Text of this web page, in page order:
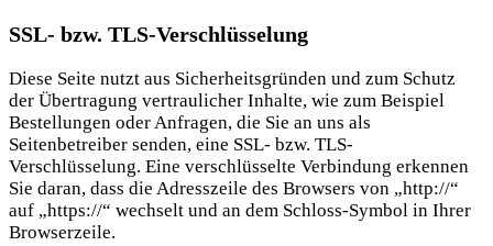
SSL- bzw. TLS-Verschlüsselung
Diese Seite nutzt aus Sicherheitsgründen und zum Schutz
der Übertragung vertraulicher Inhalte, wie zum Beispiel
Bestellungen oder Anfragen, die Sie an uns als
Seitenbetreiber senden, eine SSL- bzw. TLS-
Verschlüsselung. Eine verschlüsselte Verbindung erkennen
Sie daran, dass die Adresszeile des Browsers von „http://“
auf „https://“ wechselt und an dem Schloss-Symbol in Ihrer
Browserzeile.